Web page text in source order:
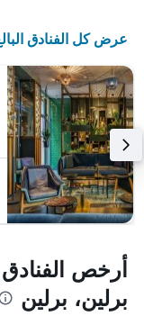
عرض كل الفنادق البالغ
أرخص
برلين، برلين